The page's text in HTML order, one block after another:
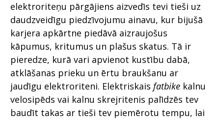
elektroriteņu pārgājiens aizvedīs tevi tieši uz
daudzveidīgu piedzīvojumu ainavu, kur bijušā
karjera apkārtne piedāvā aizraujošus
kāpumus, kritumus un plašus skatus. Tā ir
pieredze, kurā vari apvienot kustību dabā,
atklāšanas prieku un ērtu braukšanu ar
jaudīgu elektroriteni. Elektriskais fatbike kalnu
velosipēds vai kalnu skrejritenis palīdzēs tev
baudīt takas ar tieši tev piemērotu tempu, lai